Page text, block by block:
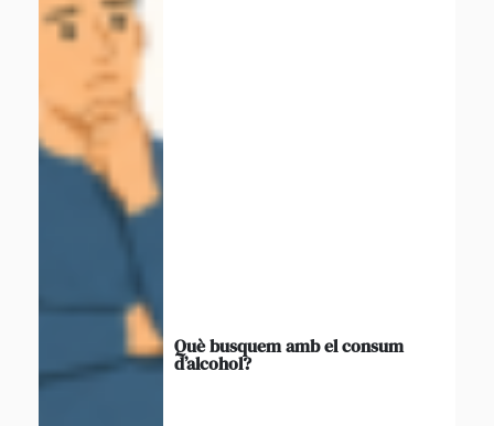
Què busquem amb el consum
d’alcohol?